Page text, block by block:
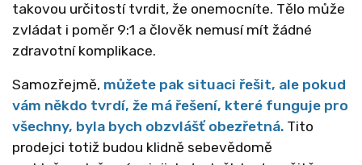
takovou určitostí tvrdit, že onemocníte. Tělo může
zvládat i poměr 9:1 a člověk nemusí mít žádné
zdravotní komplikace.
Samozřejmě, můžete pak situaci řešit, ale pokud
vám někdo tvrdí, že má řešení, které funguje pro
všechny, byla bych obzvlášť obezřetná. Tito
prodejci totiž budou klidně sebevědomě